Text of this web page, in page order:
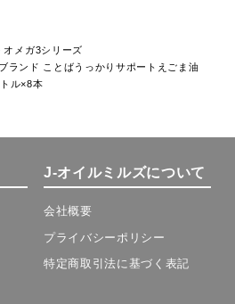
オメガ3シリーズ
ランド ことばうっかりサポートえごま油
ル×8本
J-オイルミルズについて
会社概要
プライバシーポリシー
特定商取引法に基づく表記